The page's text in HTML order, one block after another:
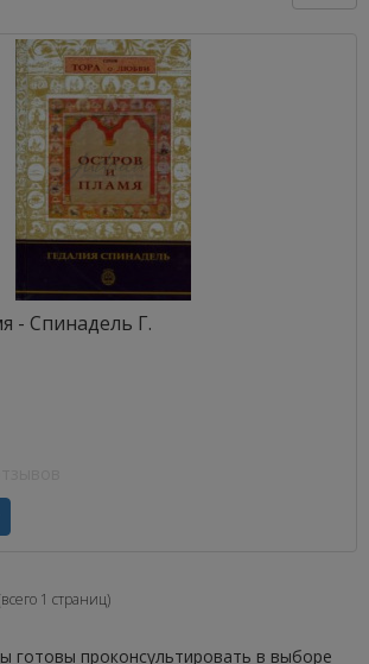
- Спинадель Г.
1 страниц)
готовы проконсультировать в выборе